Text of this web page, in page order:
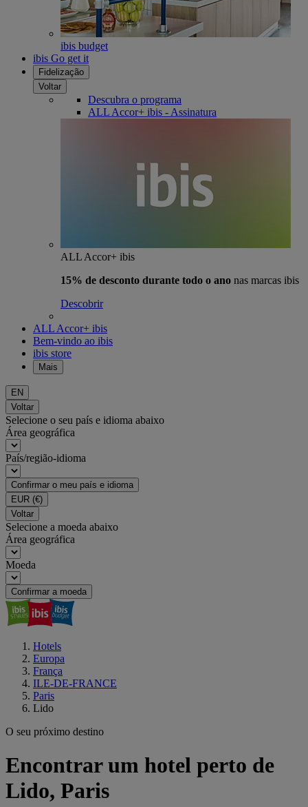
ibis budget
ibis Go get it
Fidelização
Voltar
Descubra o programa
ALL Accor+ ibis - Assinatura
ALL Accor+ ibis
15% de desconto durante todo o ano nas marcas ibis
Descobrir
ALL Accor+ ibis
Bem-vindo ao ibis
ibis store
Mais
EN
Voltar
Selecione o seu país e idioma abaixo
Área geográfica
País/região-idioma
Confirmar o meu país e idioma
EUR (€)
Voltar
Selecione a moeda abaixo
Área geográfica
Moeda
Confirmar a moeda
Hotels
Europa
França
ILE-DE-FRANCE
Paris
Lido
O seu próximo destino
Encontrar um hotel perto de
Lido, Paris